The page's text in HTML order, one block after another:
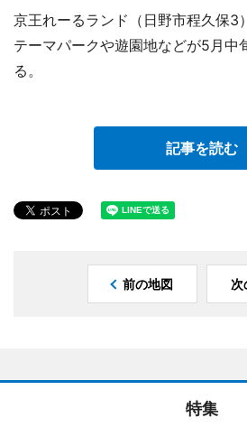
京王れーるランド（日野市程久保3
テーマパークや遊園地などが5月中
る。
記事を読む
前の地図 次
特集